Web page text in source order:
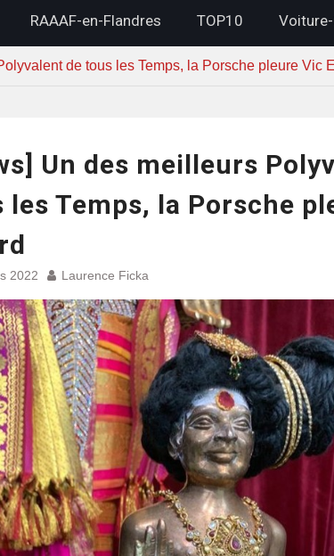
RAAAF-en-Flandres TOP10
de tous les Temps, la Porsche pleure Vic
Un des meilleurs
les Temps, la Porsche
2022 Laurence Ficka